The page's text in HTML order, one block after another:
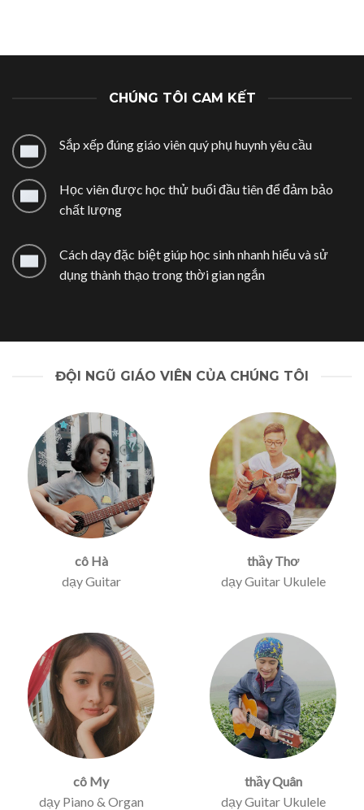
CHÚNG TÔI CAM KẾT
Sắp xếp đúng giáo viên quý phụ huynh yêu cầu
Học viên được học thử buổi đầu tiên để đảm bảo
chất lượng
Cách dạy đặc biệt giúp học sinh nhanh hiểu và sử
dụng thành thạo trong thời gian ngắn
ĐỘI NGŨ GIÁO VIÊN CỦA CHÚNG TÔI
cô Hà
dạy Guitar
thầy Thơ
dạy Guitar Ukulele
cô My
dạy Piano & Organ
thầy Quân
dạy Guitar Ukulele